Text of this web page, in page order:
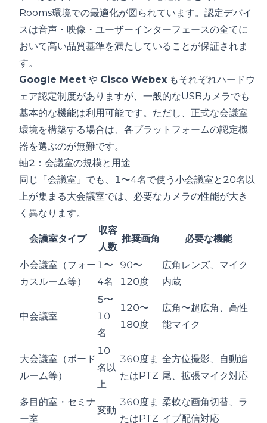
Rooms環境での最適化が図られています。認定デバイ
スは音声・映像・ユーザーインターフェースの全てに
おいて高い品質基準を満たしていることが保証されま
す。
Google Meet や Cisco Webex もそれぞれハードウ
ェア認定制度がありますが、一般的なUSBカメラでも
基本的な機能は利用可能です。ただし、正式な会議室
環境を構築する場合は、各プラットフォームの認定機
器を選ぶのが無難です。
軸2：会議室の規模と用途
同じ「会議室」でも、1〜4名で使う小会議室と20名以
上が集まる大会議室では、必要なカメラの性能が大き
く異なります。
会議室タイプ
収容
人数
推奨画角 必要な機能
小会議室（フォー
カスルーム等）
1〜
4名
90〜
120度
広角レンズ、マイク
内蔵
中会議室
5〜
10
名
120〜
180度
広角〜超広角、高性
能マイク
大会議室（ボード
ルーム等）
10
名以
上
360度ま
たはPTZ
全方位撮影、自動追
尾、拡張マイク対応
多目的室・セミナ
ー室
変動
360度ま
たはPTZ
柔軟な画角切替、ラ
イブ配信対応